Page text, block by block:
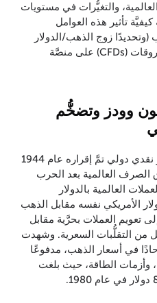
والتغيُّرات في مستويات
تأثير هذه العوامل
زوج الذهب/الدولار
وودز وتضخُّم
أدَّى انهيار نظام بريتون وودز (إطار نقدي دولي تمَّ إقراره عام 1944
العالمية بعد الحرب
العالمية بالدولار
الأمريكي نفسه مقابل الذهب
35 دولارًا للأونصة) عام 1971 إلى تعويم العملات بحرَّية مقابل
من التقلُّبات السعرية. وشهدت
في أسعار الذهب، مدفوعًا
وأزمات الطاقة، حيث بلغت